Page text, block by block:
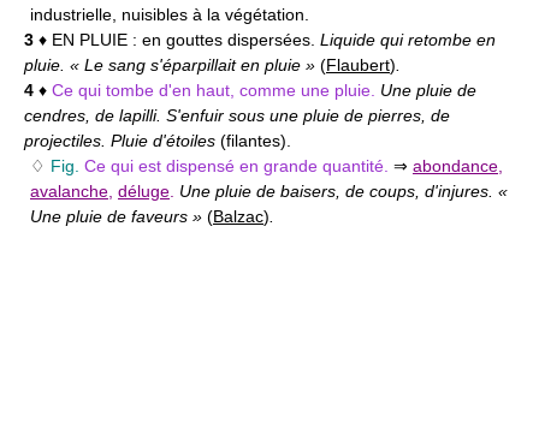
industrielle, nuisibles à la végétation.
3 ♦ EN PLUIE : en gouttes dispersées. Liquide qui retombe en
pluie. « Le sang s'éparpillait en pluie » (Flaubert)
4 ♦ Ce qui tombe d'en haut, comme une pluie. Une pluie de
cendres, de lapilli. S'enfuir sous une pluie de pierres, de
projectiles. Pluie d'étoiles (filantes).
♢ Fig. Ce qui est dispensé en grande quantité. ⇒ abondance
avalanche déluge Une pluie de baisers, de coups, d'injures. «
Une pluie de faveurs » (Balzac)